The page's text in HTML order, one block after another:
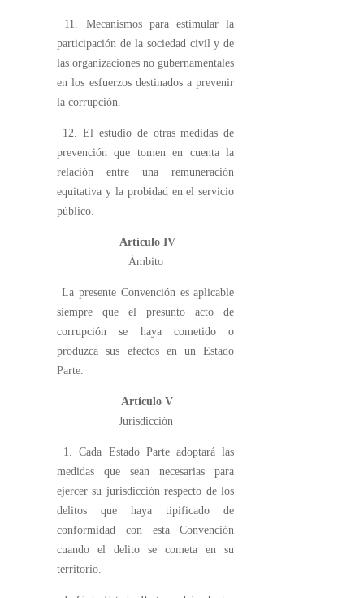
11. Mecanismos para estimular la
participación de la sociedad civil y de
las organizaciones no gubernamentales
en los esfuerzos destinados a prevenir
la corrupción.
12. El estudio de otras medidas de
prevención que tomen en cuenta la
relación entre una remuneración
equitativa y la probidad en el servicio
público.
Artículo IV
Ámbito
La presente Convención es aplicable
siempre que el presunto acto de
corrupción se haya cometido o
produzca sus efectos en un Estado
Parte.
Artículo V
Jurisdicción
1. Cada Estado Parte adoptará las
medidas que sean necesarias para
ejercer su jurisdicción respecto de los
delitos que haya tipificado de
conformidad con esta Convención
cuando el delito se cometa en su
territorio.